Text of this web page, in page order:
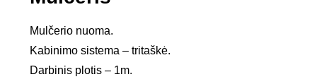
Mulčerio nuoma.
Kabinimo sistema – tritaškė.
Darbinis plotis – 1m.